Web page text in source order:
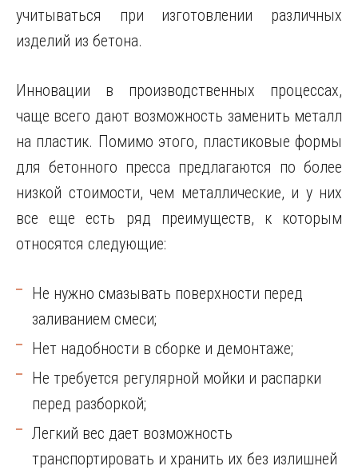
учитываться при изготовлении различных
изделий из бетона.
Инновации в производственных процессах,
чаще всего дают возможность заменить металл
на пластик. Помимо этого, пластиковые формы
для бетонного пресса предлагаются по более
низкой стоимости, чем металлические, и у них
все еще есть ряд преимуществ, к которым
относятся следующие:
Не нужно смазывать поверхности перед
заливанием смеси;
Нет надобности в сборке и демонтаже;
Не требуется регулярной мойки и распарки
перед разборкой;
Легкий вес дает возможность
транспортировать и хранить их без излишней